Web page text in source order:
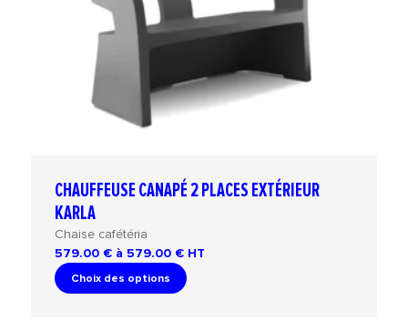
CHAUFFEUSE CANAPÉ 2 PLACES EXTÉRIEUR
KARLA
Chaise cafétéria
579.00 € à 579.00 € HT
Choix des options